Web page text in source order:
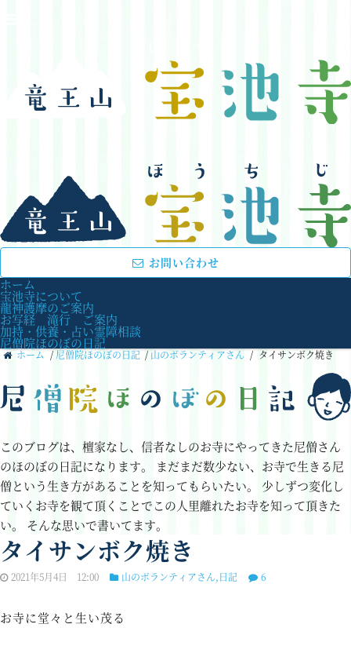
お問い合わせ
ホーム
宝池寺について
龍神護摩のご案内
お写経 滝行 ご案内
加持・供養・占い霊障相談
尼僧院ほのぼの日記
ホーム / 尼僧院ほのぼの日記 / 山のボランティアさん / タイサンボク焼き
このブログは、檀家なし、信者なしのお寺にやってきた尼僧さん
のほのぼの日記になります。 まだまだ数少ない、お寺で生きる尼
僧という生き方があることを知ってもらいたい。
少しずつ変化し
ていくお寺を観て頂くことでこの人里離れたお寺を知って頂きた
い。 そんな思いで書いてます。
タイサンボク焼き
2021年5月4日 12:00 山のボランティアさん,日記 6
お寺に堂々と生い茂る